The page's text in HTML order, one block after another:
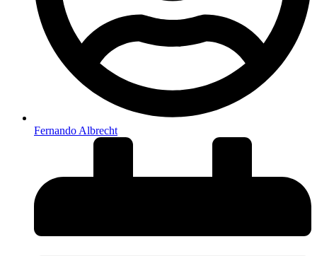
Fernando Albrecht